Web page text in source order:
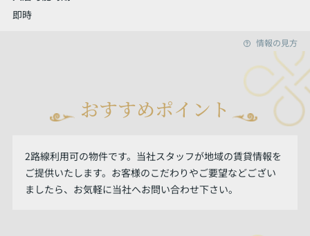
即時
情報の見方
おすすめポイント
2路線利用可の物件です。当社スタッフが地域の賃貸情報を
ご提供いたします。お客様のこだわりやご要望などござい
ましたら、お気軽に当社へお問い合わせ下さい。